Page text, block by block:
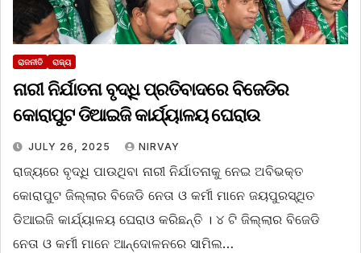
ରାଜନୀତି ରାଜ୍ୟ
ନାରୀ ନିର୍ଯାତନା ବୃଦ୍ଧି ପ୍ରତିବାଦରେ ବିଜେଡିର
କୋରାପୁଟ ଡିଆଇଜି କାର୍ଯ୍ୟାଳୟ ଘେରାଉ
JULY 26, 2025 NIRVAY
ରାଜ୍ୟରେ ବୃଦ୍ଧି ପାଉଥିବା ନାରୀ ନିର୍ଯାତନାକୁ ନେଇ ଅବିଭକ୍ତ
କୋରାପୁଟ ଜିଲ୍ଲାର ବିଜେଡି ନେତା ଓ କର୍ମୀ ମାନେ ଜୟପୁରସ୍ଥିତ
ଡିଆଇଜି କାର୍ଯ୍ୟାଳୟ ଘେରାଓ କରିଛନ୍ତି । ୪ ଟି ଜିଲ୍ଲାର ବିଜେଡି
ନେତା ଓ କର୍ମୀ ମାନେ ଆନ୍ଦୋଳନରେ ସାମିଲ…